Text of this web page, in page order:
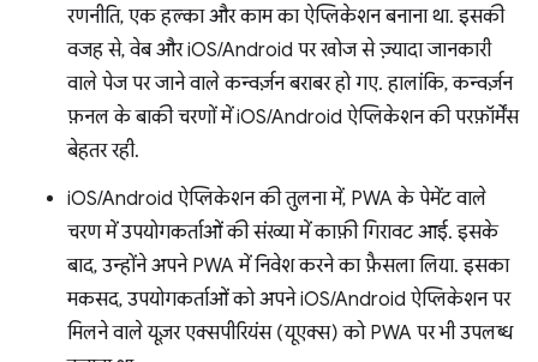
रणनीति, एक हल्का और काम का ऐप्लिकेशन बनाना था. इसकी
वजह से, वेब और iOS/Android पर खोज से ज़्यादा जानकारी
वाले पेज पर जाने वाले कन्वर्ज़न बराबर हो गए. हालांकि, कन्वर्ज़न
फ़नल के बाकी चरणों में iOS/Android ऐप्लिकेशन की परफ़ॉर्मेंस
बेहतर रही.
iOS/Android ऐप्लिकेशन की तुलना में, PWA के पेमेंट वाले
चरण में उपयोगकर्ताओं की संख्या में काफ़ी गिरावट आई. इसके
बाद, उन्होंने अपने PWA में निवेश करने का फ़ैसला लिया. इसका
मकसद, उपयोगकर्ताओं को अपने iOS/Android ऐप्लिकेशन पर
मिलने वाले यूज़र एक्सपीरियंस (यूएक्स) को PWA पर भी उपलब्ध